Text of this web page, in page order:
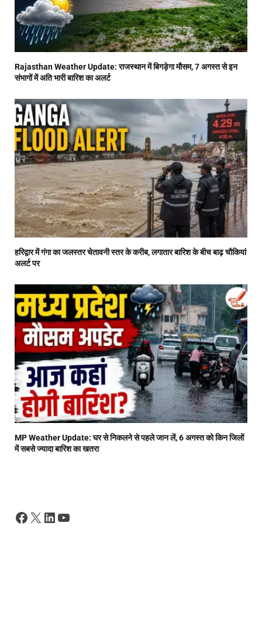
Rajasthan Weather Update: राजस्थान में बिगड़ेगा मौसम, 7 अगस्त से इन
संभागों में अति भारी बारिश का अलर्ट
हरिद्वार में गंगा का जलस्तर चेतावनी स्तर के करीब, लगातार बारिश के बीच बाढ़ चौकियां
अलर्ट पर
MP Weather Update: घर से निकलने से पहले जान लें, 6 अगस्त को किन जिलों
में सबसे ज्यादा बारिश का खतरा
Facebook
X LinkedIn
YouTube